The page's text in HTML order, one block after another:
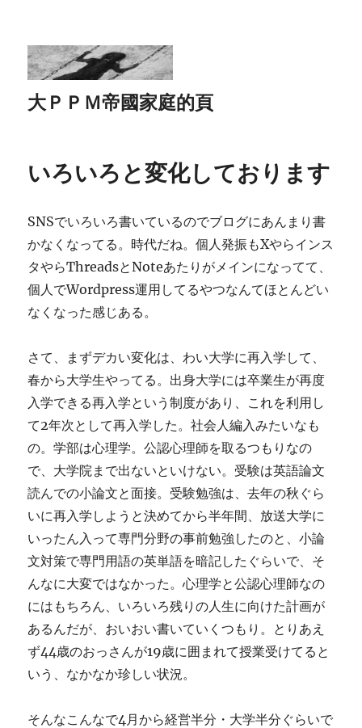
大ＰＰＭ帝國家庭的頁
いろいろと変化しております
SNSでいろいろ書いているのでブログにあんまり書
かなくなってる。時代だね。個人発振もXやらインス
タやらThreadsとNoteあたりがメインになってて、
個人でWordpress運用してるやつなんてほとんどい
なくなった感じある。
さて、まずデカい変化は、わい大学に再入学して、
春から大学生やってる。出身大学には卒業生が再度
入学できる再入学という制度があり、これを利用し
て2年次として再入学した。社会人編入みたいなも
の。学部は心理学。公認心理師を取るつもりなの
で、大学院まで出ないといけない。受験は英語論文
読んでの小論文と面接。受験勉強は、去年の秋ぐら
いに再入学しようと決めてから半年間、放送大学に
いったん入って専門分野の事前勉強したのと、小論
文対策で専門用語の英単語を暗記したぐらいで、そ
んなに大変ではなかった。心理学と公認心理師なの
にはもちろん、いろいろ残りの人生に向けた計画が
あるんだが、おいおい書いていくつもり。とりあえ
ず44歳のおっさんが19歳に囲まれて授業受けてると
いう、なかなか珍しい状況。
そんなこんなで4月から経営半分・大学半分ぐらいで